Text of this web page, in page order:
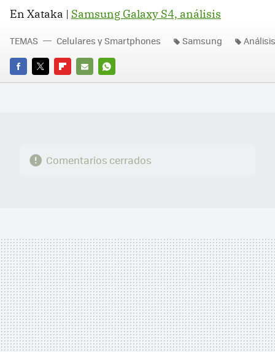
En Xataka | Samsung Galaxy S4, análisis
FACEBOOK
TWITTERFLIPBOARD
E-
WHATSAPP
TEMAS Celulares y Smartphones Samsung Análisis
Comentarios cerrados